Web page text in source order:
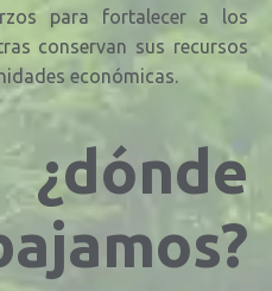
para fortalecer a los
conservan sus recursos
económicas.
¿dónde